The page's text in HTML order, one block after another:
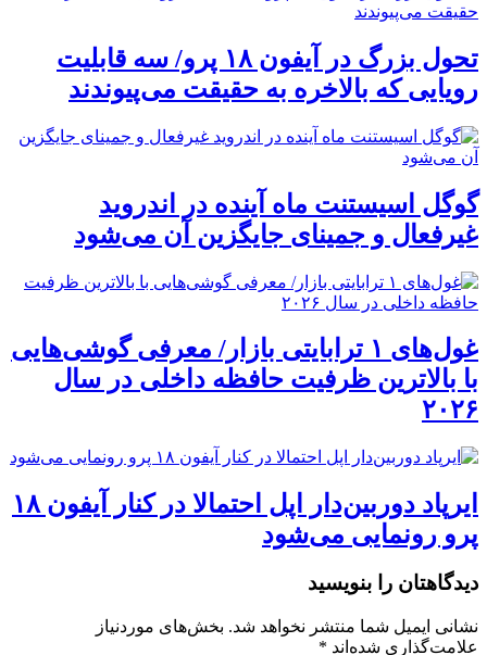
تحول بزرگ در آیفون ۱۸ پرو/ سه قابلیت
رویایی که بالاخره به حقیقت می‌پیوندند
گوگل اسیستنت ماه آینده در اندروید
غیرفعال و جمینای جایگزین آن می‌شود
غول‌های ۱ ترابایتی بازار/ معرفی گوشی‌هایی
با بالاترین ظرفیت حافظه داخلی در سال
۲۰۲۶
ایرپاد دوربین‌دار اپل احتمالا در کنار آیفون ۱۸
پرو رونمایی می‌شود
دیدگاهتان را بنویسید
نشانی ایمیل شما منتشر نخواهد شد. بخش‌های موردنیاز
علامت‌گذاری شده‌اند *